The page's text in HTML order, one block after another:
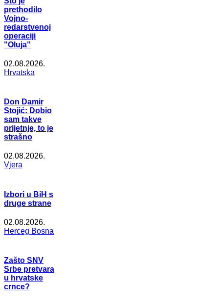
prethodilo
Vojno-
redarstvenoj
operaciji
"Oluja"
02.08.2026.
Hrvatska
Don Damir
Stojić: Dobio
sam takve
prijetnje, to je
strašno
02.08.2026.
Vjera
Izbori u BiH s
druge strane
02.08.2026.
Herceg Bosna
Zašto SNV
Srbe pretvara
u hrvatske
crnce?